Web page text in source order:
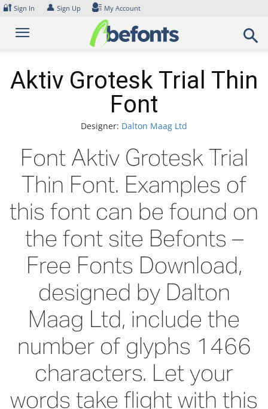
Skip
content
🔐 Sign In 👤 Sign Up My Account
Aktiv Grotesk Trial Thin
Font
Designer: Dalton Maag Ltd
Font Aktiv Grotesk Trial
Thin Font. Examples of
this font can be found on
the font site Befonts –
Free Fonts Download,
designed by Dalton
Maag Ltd, include the
number of glyphs 1466
characters. Let your
words take flight with this